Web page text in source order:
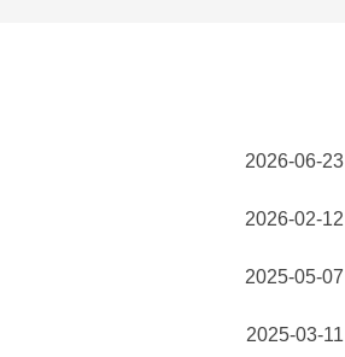
2026-06-23
2026-02-12
2025-05-07
2025-03-11